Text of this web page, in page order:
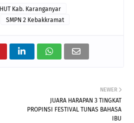
HUT Kab. Karanganyar
SMPN 2 Kebakkramat
NEWER
JUARA HARAPAN 3 TINGKAT
PROPINSI FESTIVAL TUNAS BAHASA
IBU